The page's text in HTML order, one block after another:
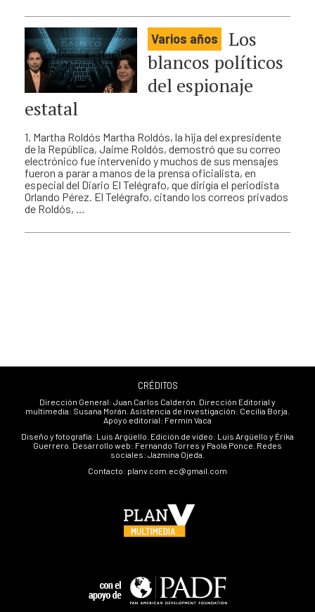
Varios años
Los
blancos políticos
del espionaje
estatal
1. Martha Roldós Martha Roldós, la hija del expresidente
de la República, Jaime Roldós, demostró que su correo
electrónico fue intervenido y muchos de sus mensajes
fueron a parar a manos de la prensa oficialista, en
especial del Diario El Telégrafo, que dirigía el periodista
Orlando Pérez. El Telégrafo, citando los correos privados
de Roldós, …
CRÉDITOS
Dirección General: Juan Carlos Calderón. Dirección Editorial y
multimedia: Susana Morán. Asistencia de investigación: Cecilia Borja.
Apoyo editorial: Fermín Vaca
Diseño y fotografía: Luis Argüello. Edición de video: Luis Argüello y Érika
Guerrero. Desarrollo web: Fernando Torres y Paola Ponce. Redes
sociales: Jazmina Ojeda.
Contacto: planv.com.ec@gmail.com